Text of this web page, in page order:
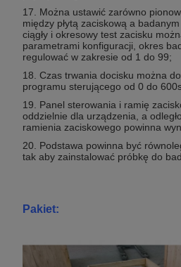
17. Można ustawić zarówno
między płytą zaciskową a
ciągły i okresowy test zacisku
parametrami konfiguracji, okres
regulować w zakresie od 1 do 99;
18. Czas trwania docisku można
programu sterującego od 0 do
19. Panel sterowania i ramię
oddzielnie dla urządzenia, a
ramienia zaciskowego powinna
20. Podstawa powinna być
tak aby zainstalować próbkę do
Pakiet: